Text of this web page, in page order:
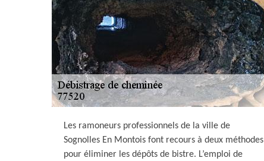
Les ramoneurs professionnels de la ville de
Sognolles En Montois font recours à deux méthodes
pour éliminer les dépôts de bistre. L’emploi de